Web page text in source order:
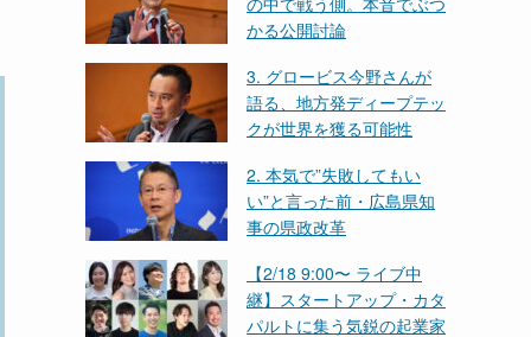
かる公開討論
3. グロービス今野さんが
語る、地方発ディープテッ
クが世界を獲る可能性
2. 本気で”失敗してもい
い”と言った前・広島県知
事の県政改革
【2/18 9:00〜 ライブ中
継】スタートアップ・カタ
パルトに集う気鋭の起業家